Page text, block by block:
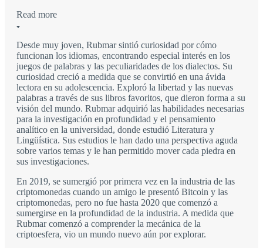
Read more
Desde muy joven, Rubmar sintió curiosidad por cómo
funcionan los idiomas, encontrando especial interés en los
juegos de palabras y las peculiaridades de los dialectos. Su
curiosidad creció a medida que se convirtió en una ávida
lectora en su adolescencia. Exploró la libertad y las nuevas
palabras a través de sus libros favoritos, que dieron forma a su
visión del mundo. Rubmar adquirió las habilidades necesarias
para la investigación en profundidad y el pensamiento
analítico en la universidad, donde estudió Literatura y
Lingüística. Sus estudios le han dado una perspectiva aguda
sobre varios temas y le han permitido mover cada piedra en
sus investigaciones.
En 2019, se sumergió por primera vez en la industria de las
criptomonedas cuando un amigo le presentó Bitcoin y las
criptomonedas, pero no fue hasta 2020 que comenzó a
sumergirse en la profundidad de la industria. A medida que
Rubmar comenzó a comprender la mecánica de la
criptoesfera, vio un mundo nuevo aún por explorar.